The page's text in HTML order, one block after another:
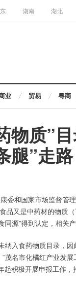
湖南 湖北
业 贸易 粤商
物质”
腿”走路
委和国家市场监督管
又是中药材的物质（
源”得到认定，相关
纳入食药物质目录，
茂名市化橘红产业发
积极开展申报工作，